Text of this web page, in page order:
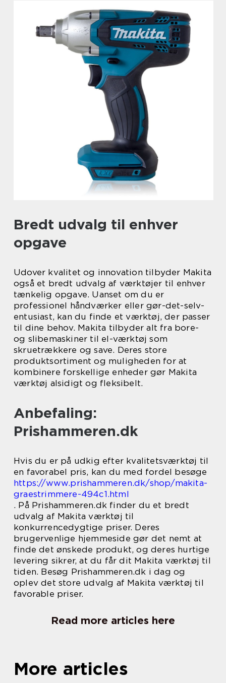
Bredt udvalg til enhver
opgave
Udover kvalitet og innovation tilbyder Makita
også et bredt udvalg af værktøjer til enhver
tænkelig opgave. Uanset om du er
professionel håndværker eller gør-det-selv-
entusiast, kan du finde et værktøj, der passer
til dine behov. Makita tilbyder alt fra bore-
og slibemaskiner til el-værktøj som
skruetrækkere og save. Deres store
produktsortiment og muligheden for at
kombinere forskellige enheder gør Makita
værktøj alsidigt og fleksibelt.
Anbefaling:
Prishammeren.dk
Hvis du er på udkig efter kvalitetsværktøj til
en favorabel pris, kan du med fordel besøge
https://www.prishammeren.dk/shop/makita-
graestrimmere-494c1.html
. På Prishammeren.dk finder du et bredt
udvalg af Makita værktøj til
konkurrencedygtige priser. Deres
brugervenlige hjemmeside gør det nemt at
finde det ønskede produkt, og deres hurtige
levering sikrer, at du får dit Makita værktøj til
tiden. Besøg Prishammeren.dk i dag og
oplev det store udvalg af Makita værktøj til
favorable priser.
Read more articles here
More articles